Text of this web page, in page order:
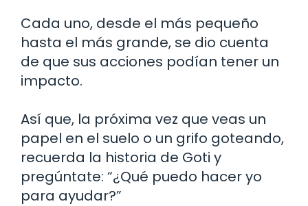
Cada uno, desde el más pequeño
hasta el más grande, se dio cuenta
de que sus acciones podían tener un
impacto.
Así que, la próxima vez que veas un
papel en el suelo o un grifo goteando,
recuerda la historia de Goti y
pregúntate: “¿Qué puedo hacer yo
para ayudar?”